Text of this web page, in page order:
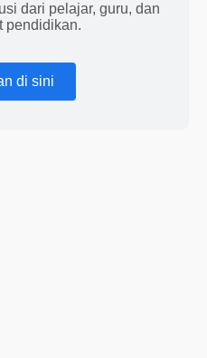
dari pelajar, guru, dan
pendidikan.
di sini